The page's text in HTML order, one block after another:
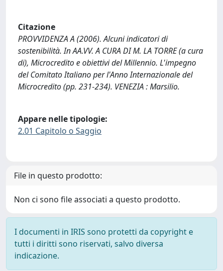
Citazione
PROVVIDENZA A (2006). Alcuni indicatori di
sostenibilità. In AA.VV. A CURA DI M. LA TORRE (a cura
di), Microcredito e obiettivi del Millennio. L'impegno
del Comitato Italiano per l'Anno Internazionale del
Microcredito (pp. 231-234). VENEZIA : Marsilio.
Appare nelle tipologie:
2.01 Capitolo o Saggio
File in questo prodotto:
Non ci sono file associati a questo prodotto.
I documenti in IRIS sono protetti da copyright e
tutti i diritti sono riservati, salvo diversa
indicazione.